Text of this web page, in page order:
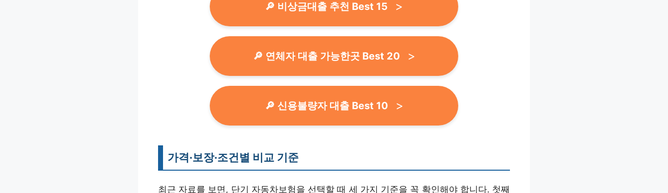
🔎 비상금대출 추천 Best 15
🔎 연체자 대출 가능한곳 Best 20
🔎 신용불량자 대출 Best 10
가격·보장·조건별 비교 기준
최근 자료를 보면, 단기 자동차보험을 선택할 때 세 가지 기준을 꼭 확인해야 합니다. 첫째